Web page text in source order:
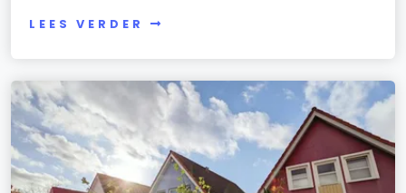
LEES VERDER